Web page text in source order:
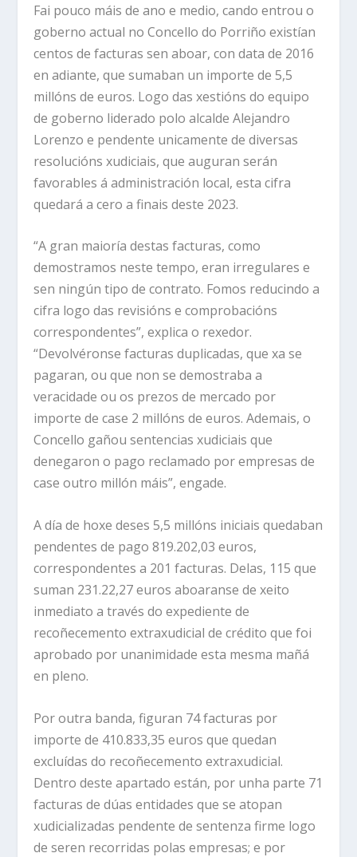
Fai pouco máis de ano e medio, cando entrou o
goberno actual no Concello do Porriño existían
centos de facturas sen aboar, con data de 2016
en adiante, que sumaban un importe de 5,5
millóns de euros. Logo das xestións do equipo
de goberno liderado polo alcalde Alejandro
Lorenzo e pendente unicamente de diversas
resolucións xudiciais, que auguran serán
favorables á administración local, esta cifra
quedará a cero a finais deste 2023.
“A gran maioría destas facturas, como
demostramos neste tempo, eran irregulares e
sen ningún tipo de contrato. Fomos reducindo a
cifra logo das revisións e comprobacións
correspondentes”, explica o rexedor.
“Devolvéronse facturas duplicadas, que xa se
pagaran, ou que non se demostraba a
veracidade ou os prezos de mercado por
importe de case 2 millóns de euros. Ademais, o
Concello gañou sentencias xudiciais que
denegaron o pago reclamado por empresas de
case outro millón máis”, engade.
A día de hoxe deses 5,5 millóns iniciais quedaban
pendentes de pago 819.202,03 euros,
correspondentes a 201 facturas. Delas, 115 que
suman 231.22,27 euros aboaranse de xeito
inmediato a través do expediente de
recoñecemento extraxudicial de crédito que foi
aprobado por unanimidade esta mesma mañá
en pleno.
Por outra banda, figuran 74 facturas por
importe de 410.833,35 euros que quedan
excluídas do recoñecemento extraxudicial.
Dentro deste apartado están, por unha parte 71
facturas de dúas entidades que se atopan
xudicializadas pendente de sentenza firme logo
de seren recorridas polas empresas; e por